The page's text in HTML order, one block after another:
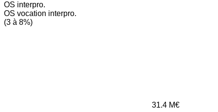
OS interpro.
OS vocation interpro.
(3 à 8%)
31.4 M€